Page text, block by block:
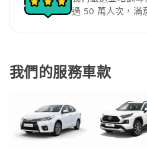
過 50 萬人次，滿
我們的服務車款